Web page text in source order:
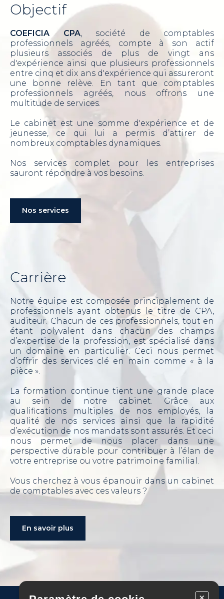
Objectif
COEFICIA CPA, société de comptables
professionnels agréés, compte à son actif
plusieurs associés de plus de vingt ans
d'expérience ainsi que plusieurs professionnels
entre cinq et dix ans d'expérience qui assureront
une bonne relève. En tant que comptables
professionnels agréés, nous offrons une
multitude de services.
Le cabinet est une somme d'expérience et de
jeunesse, ce qui lui a permis d’attirer de
nombreux comptables dynamiques.
Nos services complet pour les entreprises
sauront répondre à vos besoins.
Nos services
Carrière
Notre équipe est composée principalement de
professionnels ayant obtenus le titre de CPA,
auditeur. Chacun de ces professionnels, tout en
étant polyvalent dans chacun des champs
d’expertise de la profession, est spécialisé dans
un domaine en particulier. Ceci nous permet
d’offrir des services clé en main comme « à la
pièce ».
La formation continue tient une grande place
au sein de notre cabinet. Grâce aux
qualifications multiples de nos employés, la
qualité de nos services ainsi que la rapidité
d’exécution de nos mandats sont assurés. Et ceci
nous permet de nous placer dans une
perspective durable pour contribuer à l’élan de
votre entreprise ou votre patrimoine familial.
Vous cherchez à vous épanouir dans un cabinet
de comptables avec ces valeurs ?
En savoir plus